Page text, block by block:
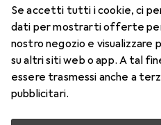
Se accetti tutti i cookie, ci
dati per mostrarti offerte
nostro negozio e visualizzare
su altri siti web o app. A tal
essere trasmessi anche a
pubblicitari.
-9, Obiettivo mensile, 6 pz.,
Prezzo in EUR IVA incl.